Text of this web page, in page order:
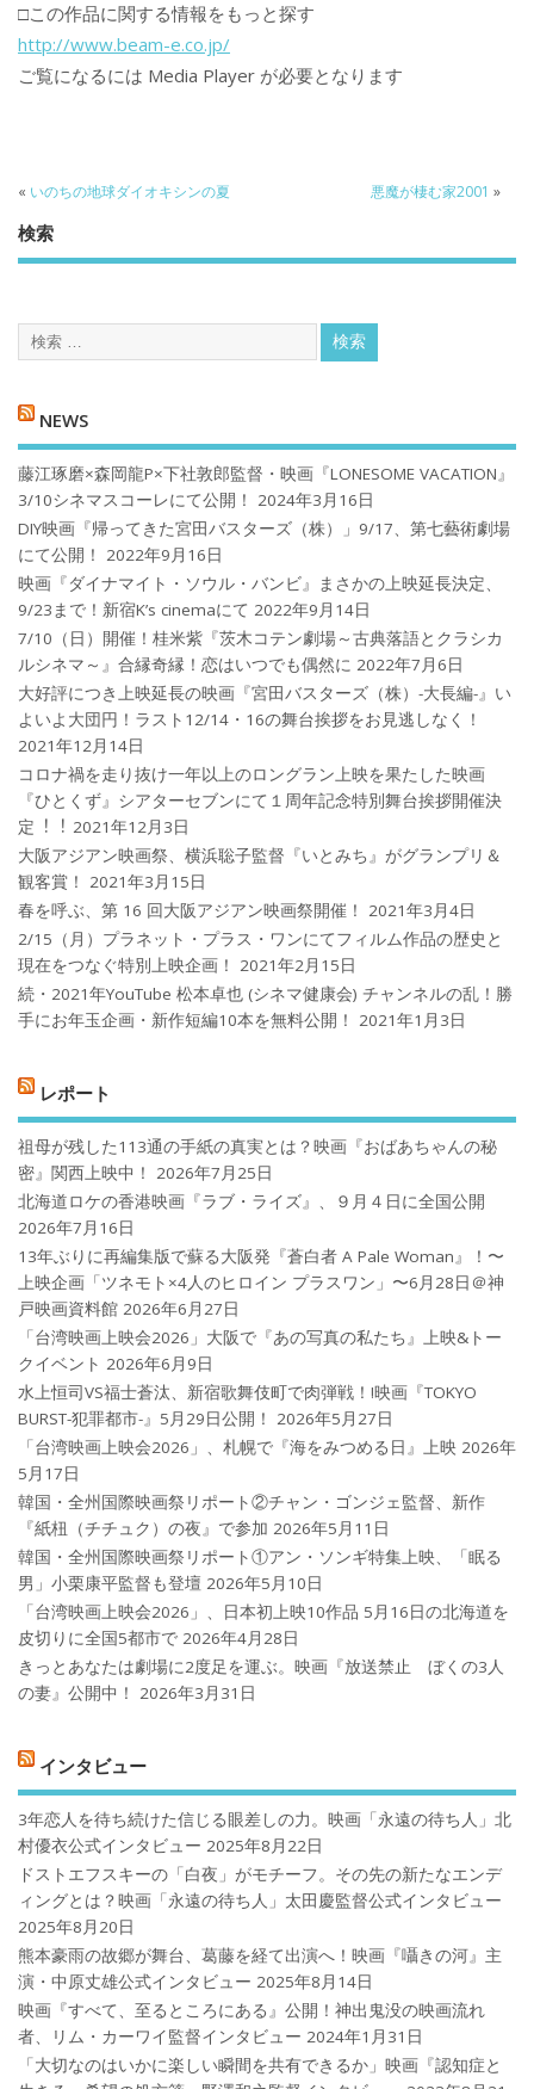
□この作品に関する情報をもっと探す
http://www.beam-e.co.jp/
ご覧になるには Media Player が必要となります
« いのちの地球ダイオキシンの夏 悪魔が棲む家2001 »
検索
NEWS
藤江琢磨×森岡龍P×下社敦郎監督・映画『LONESOME VACATION』
3/10シネマスコーレにて公開！
2024年3月16日
DIY映画『帰ってきた宮田バスターズ（株）」9/17、第七藝術劇場
にて公開！
2022年9月16日
映画『ダイナマイト・ソウル・バンビ』まさかの上映延長決定、
9/23まで！新宿K’s cinemaにて 2022年9月14日
7/10（日）開催！桂米紫『茨木コテン劇場～古典落語とクラシカ
ルシネマ～』合縁奇縁！恋はいつでも偶然に 2022年7月6日
大好評につき上映延長の映画『宮田バスターズ（株）-大長編-』い
よいよ大団円！ラスト12/14・16の舞台挨拶をお見逃しなく！
2021年12月14日
コロナ禍を⾛り抜け⼀年以上のロングラン上映を果たした映画
『ひとくず』シアターセブンにて１周年記念特別舞台挨拶開催決
定︕︕ 2021年12月3日
大阪アジアン映画祭、横浜聡子監督『いとみち』がグランプリ＆
観客賞！
2021年3月15日
春を呼ぶ、第 16 回大阪アジアン映画祭開催！
2021年3月4日
2/15（月）プラネット・プラス・ワンにてフィルム作品の歴史と
現在をつなぐ特別上映企画！
2021年2月15日
続・2021年YouTube 松本卓也 (シネマ健康会) チャンネルの乱！勝
手にお年玉企画・新作短編10本を無料公開！
2021年1月3日
レポート
祖母が残した113通の手紙の真実とは？映画『おばあちゃんの秘
密』関西上映中！
2026年7月25日
北海道ロケの香港映画『ラブ・ライズ』、９月４日に全国公開
2026年7月16日
13年ぶりに再編集版で蘇る大阪発『蒼白者 A Pale Woman』！〜
上映企画「ツネモト×4人のヒロイン プラスワン」〜6月28日＠神
戸映画資料館 2026年6月27日
「台湾映画上映会2026」大阪で『あの写真の私たち』上映&トー
クイベント 2026年6月9日
水上恒司VS福士蒼汰、新宿歌舞伎町で肉弾戦！!映画『TOKYO
BURST-犯罪都市-』5月29日公開！
2026年5月27日
「台湾映画上映会2026」、札幌で『海をみつめる日』上映 2026年
5月17日
韓国・全州国際映画祭リポート②チャン・ゴンジェ監督、新作
『紙杻（チチュク）の夜』で参加 2026年5月11日
韓国・全州国際映画祭リポート①アン・ソンギ特集上映、「眠る
男」小栗康平監督も登壇 2026年5月10日
「台湾映画上映会2026」、日本初上映10作品 5月16日の北海道を
皮切りに全国5都市で 2026年4月28日
きっとあなたは劇場に2度足を運ぶ。映画『放送禁止 ぼくの3人
の妻』公開中！
2026年3月31日
インタビュー
3年恋人を待ち続けた信じる眼差しの力。映画「永遠の待ち人」北
村優衣公式インタビュー 2025年8月22日
ドストエフスキーの「白夜」がモチーフ。その先の新たなエンデ
ィングとは？映画「永遠の待ち人」太田慶監督公式インタビュー
2025年8月20日
熊本豪雨の故郷が舞台、葛藤を経て出演へ！映画『囁きの河』主
演・中原丈雄公式インタビュー 2025年8月14日
映画『すべて、至るところにある』公開！神出鬼没の映画流れ
者、リム・カーワイ監督インタビュー 2024年1月31日
「大切なのはいかに楽しい瞬間を共有できるか」映画『認知症と